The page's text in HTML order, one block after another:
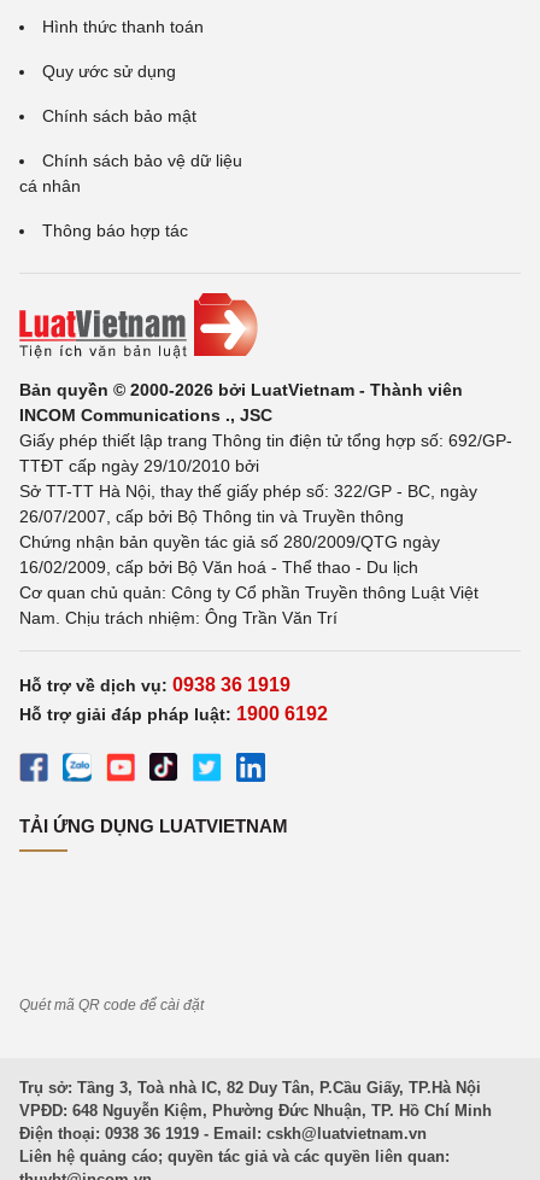
Hình thức thanh toán
Quy ước sử dụng
Chính sách bảo mật
Chính sách bảo vệ dữ liệu
cá nhân
Thông báo hợp tác
Bản quyền © 2000-2026 bởi LuatVietnam - Thành viên
INCOM Communications ., JSC
Giấy phép thiết lập trang Thông tin điện tử tổng hợp số: 692/GP-
TTĐT cấp ngày 29/10/2010 bởi
Sở TT-TT Hà Nội, thay thế giấy phép số: 322/GP - BC, ngày
26/07/2007, cấp bởi Bộ Thông tin và Truyền thông
Chứng nhận bản quyền tác giả số 280/2009/QTG ngày
16/02/2009, cấp bởi Bộ Văn hoá - Thể thao - Du lịch
Cơ quan chủ quản: Công ty Cổ phần Truyền thông Luật Việt
Nam. Chịu trách nhiệm: Ông Trần Văn Trí
Hỗ trợ về dịch vụ: 0938 36 1919
Hỗ trợ giải đáp pháp luật: 1900 6192
TẢI ỨNG DỤNG LUATVIETNAM
Quét mã QR code để cài đặt
Trụ sở: Tầng 3, Toà nhà IC, 82 Duy Tân, P.Cầu Giấy, TP.Hà Nội
VPĐD: 648 Nguyễn Kiệm, Phường Đức Nhuận, TP. Hồ Chí Minh
Điện thoại: 0938 36 1919 - Email: cskh@luatvietnam.vn
Liên hệ quảng cáo; quyền tác giả và các quyền liên quan: